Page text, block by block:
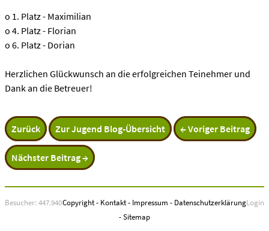
o 1. Platz - Maximilian
o 4. Platz - Florian
o 6. Platz - Dorian
Herzlichen Glückwunsch an die erfolgreichen Teinehmer und
Dank an die Betreuer!
Zurück Zur Jugend Blog-Übersicht ← Voriger Beitrag
Nächster Beitrag →
Besucher: 447.940 Login
Copyright- Kontakt- Impressum - Datenschutzerklärung
-Sitemap